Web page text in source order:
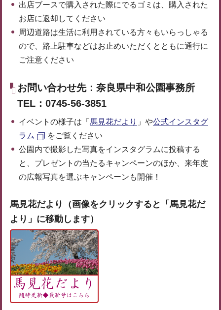
出店ブースで購入された際にでるゴミは、購入された
お店に返却してください
周辺道路は生活に利用されている方々もいらっしゃる
ので、路上駐車などはお止めいただくとともに通行に
ご注意ください
お問い合わせ先：奈良県中和公園事務所
TEL：0745-56-3851
イベントの様子は「 馬見花だより 」や公式インスタグ
ラム
をご覧ください
公園内で撮影した写真をインスタグラムに投稿する
と、プレゼントの当たるキャンペーンのほか、来年度
の広報写真を選ぶキャンペーンも開催！
馬見花だより（画像をクリックすると「馬見花だ
より」に移動します）